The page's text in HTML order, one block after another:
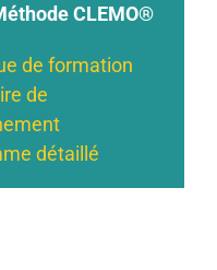
CLEMO®
de formation
de
détaillé